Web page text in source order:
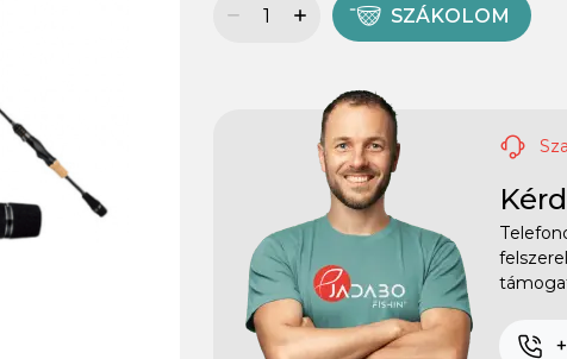
SZÁKOLOM